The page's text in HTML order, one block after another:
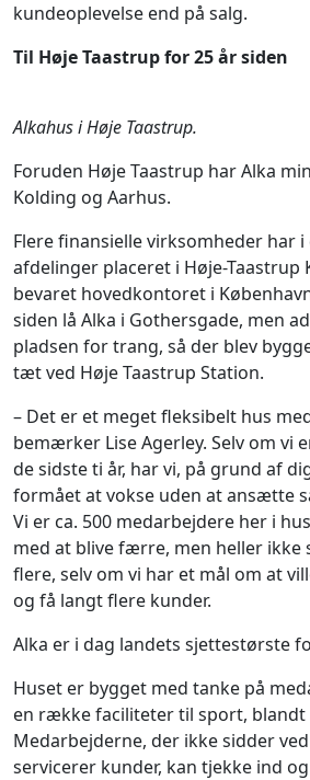
kundeoplevelse end på salg.
Til Høje Taastrup for 25 år siden
Alkahus i Høje Taastrup.
Foruden Høje Taastrup har Alka
Kolding og Aarhus.
Flere finansielle virksomheder har
afdelinger placeret i Høje-Taastrup
bevaret hovedkontoret i
siden lå Alka i Gothersgade, men
pladsen for trang, så der blev
tæt ved Høje Taastrup Station.
– Det er et meget fleksibelt hus
bemærker Lise Agerley. Selv om vi
de sidste ti år, har vi, på grund af
formået at vokse uden at ansætte
Vi er ca. 500 medarbejdere her i
med at blive færre, men heller ikke
flere, selv om vi har et mål om at
og få langt flere kunder.
Alka er i dag landets sjettestørste
Huset er bygget med tanke på
en række faciliteter til sport,
Medarbejderne, der ikke sidder
servicerer kunder, kan tjekke ind